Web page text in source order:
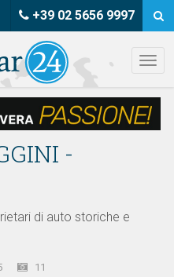
+39 02 5656 9997
-
di auto storiche e
11